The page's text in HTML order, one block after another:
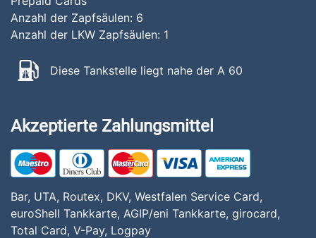
Anzahl der Zapfsäulen: 6
Anzahl der LKW Zapfsäulen: 1
Diese Tankstelle liegt nahe der A 60
Akzeptierte Zahlungsmittel
Bar, UTA, Routex, DKV, Westfalen Service Card,
euroShell Tankkarte, AGIP/eni Tankkarte, girocard,
Total Card, V-Pay, Logpay